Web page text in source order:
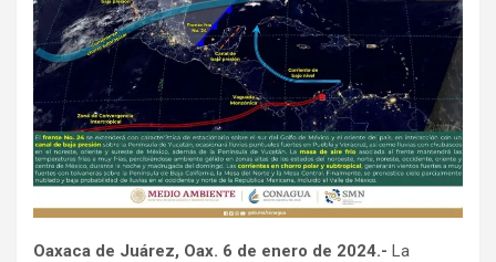
Oaxaca de Juárez, Oax. 6 de enero de 2024.- La